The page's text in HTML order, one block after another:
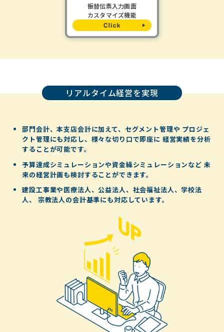
振替伝票入力画面
カスタマイズ機能
リアルタイム経営を実現
部門会計、本支店会計に加えて、セグメント管理や プロジェ
クト管理にも対応し、様々な切り口で即座に 経営実績を分析
することが可能です。
予算達成シミュレーションや資金繰シミュレーションなど 未
来の経営計画も検討することができます。
建設工事業や医療法人、公益法人、社会福祉法人、学校法
人、
宗教法人の会計基準にも対応しています。